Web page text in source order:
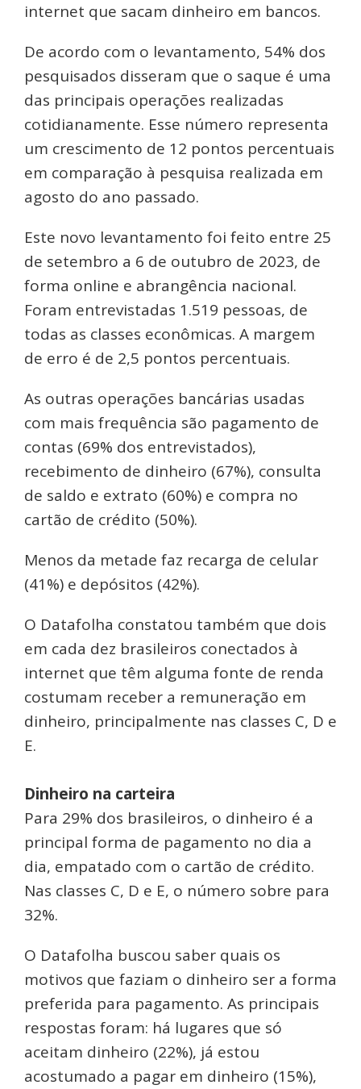
internet que sacam dinheiro em bancos.
De acordo com o levantamento, 54% dos
pesquisados disseram que o saque é uma
das principais operações realizadas
cotidianamente. Esse número representa
um crescimento de 12 pontos percentuais
em comparação à pesquisa realizada em
agosto do ano passado.
Este novo levantamento foi feito entre 25
de setembro a 6 de outubro de 2023, de
forma online e abrangência nacional.
Foram entrevistadas 1.519 pessoas, de
todas as classes econômicas. A margem
de erro é de 2,5 pontos percentuais.
As outras operações bancárias usadas
com mais frequência são pagamento de
contas (69% dos entrevistados),
recebimento de dinheiro (67%), consulta
de saldo e extrato (60%) e compra no
cartão de crédito (50%).
Menos da metade faz recarga de celular
(41%) e depósitos (42%).
O Datafolha constatou também que dois
em cada dez brasileiros conectados à
internet que têm alguma fonte de renda
costumam receber a remuneração em
dinheiro, principalmente nas classes C, D e
E.
Dinheiro na carteira
Para 29% dos brasileiros, o dinheiro é a
principal forma de pagamento no dia a
dia, empatado com o cartão de crédito.
Nas classes C, D e E, o número sobre para
32%.
O Datafolha buscou saber quais os
motivos que faziam o dinheiro ser a forma
preferida para pagamento. As principais
respostas foram: há lugares que só
aceitam dinheiro (22%), já estou
acostumado a pagar em dinheiro (15%),